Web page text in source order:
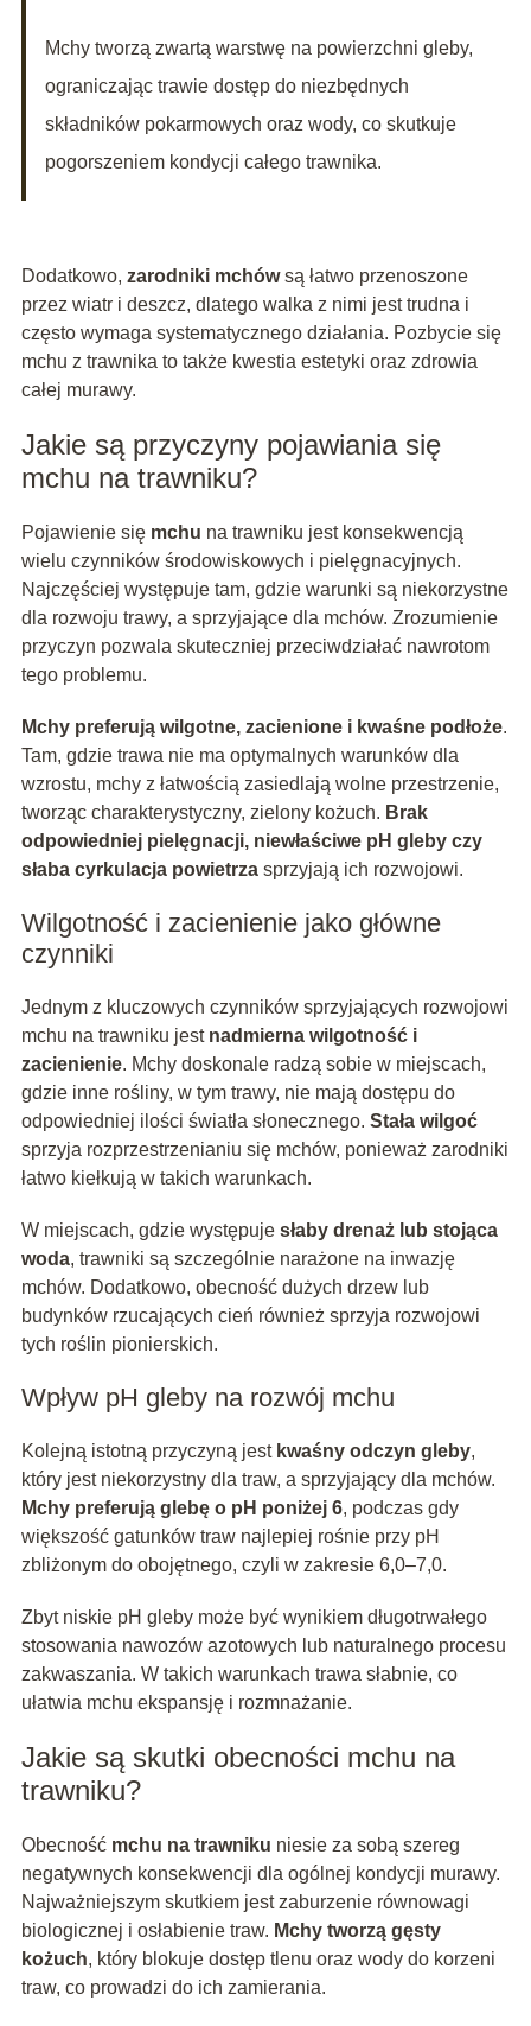
Mchy tworzą zwartą warstwę na powierzchni gleby,
ograniczając trawie dostęp do niezbędnych
składników pokarmowych oraz wody, co skutkuje
pogorszeniem kondycji całego trawnika.
Dodatkowo, zarodniki mchówsą łatwo przenoszone
przez wiatr i deszcz, dlatego walka z nimi jest trudna i
często wymaga systematycznego działania. Pozbycie się
mchu z trawnika to także kwestia estetyki oraz zdrowia
całej murawy.
Jakie są przyczyny pojawiania się
mchu na trawniku?
Pojawienie się mchu na trawniku jest konsekwencją
wielu czynników środowiskowych i pielęgnacyjnych.
Najczęściej występuje tam, gdzie warunki są niekorzystne
dla rozwoju trawy, a sprzyjające dla mchów. Zrozumienie
przyczyn pozwala skuteczniej przeciwdziałać nawrotom
tego problemu.
Mchy preferują wilgotne, zacienione i kwaśne podłoże.
Tam, gdzie trawa nie ma optymalnych warunków dla
wzrostu, mchy z łatwością zasiedlają wolne przestrzenie,
tworząc charakterystyczny, zielony kożuch. Brak
odpowiedniej pielęgnacji, niewłaściwe pH gleby czy
słaba cyrkulacja powietrzasprzyjają ich rozwojowi.
Wilgotność i zacienienie jako główne
czynniki
Jednym z kluczowych czynników sprzyjających rozwojowi
mchu na trawniku jest nadmierna wilgotność i
zacienienie. Mchy doskonale radzą sobie w miejscach,
gdzie inne rośliny, w tym trawy, nie mają dostępu do
odpowiedniej ilości światła słonecznego. Stała wilgoć
sprzyja rozprzestrzenianiu się mchów, ponieważ zarodniki
łatwo kiełkują w takich warunkach.
W miejscach, gdzie występuje słaby drenaż lub stojąca
woda, trawniki są szczególnie narażone na inwazję
mchów. Dodatkowo, obecność dużych drzew lub
budynków rzucających cień również sprzyja rozwojowi
tych roślin pionierskich.
Wpływ pH gleby na rozwój mchu
Kolejną istotną przyczyną jest kwaśny odczyn gleby,
który jest niekorzystny dla traw, a sprzyjający dla mchów.
Mchy preferują glebę o pH poniżej 6, podczas gdy
większość gatunków traw najlepiej rośnie przy pH
zbliżonym do obojętnego, czyli w zakresie 6,0–7,0.
Zbyt niskie pH gleby może być wynikiem długotrwałego
stosowania nawozów azotowych lub naturalnego procesu
zakwaszania. W takich warunkach trawa słabnie, co
ułatwia mchu ekspansję i rozmnażanie.
Jakie są skutki obecności mchu na
trawniku?
Obecność mchu na trawniku niesie za sobą szereg
negatywnych konsekwencji dla ogólnej kondycji murawy.
Najważniejszym skutkiem jest zaburzenie równowagi
biologicznej i osłabienie traw. Mchy tworzą gęsty
kożuch, który blokuje dostęp tlenu oraz wody do korzeni
traw, co prowadzi do ich zamierania.